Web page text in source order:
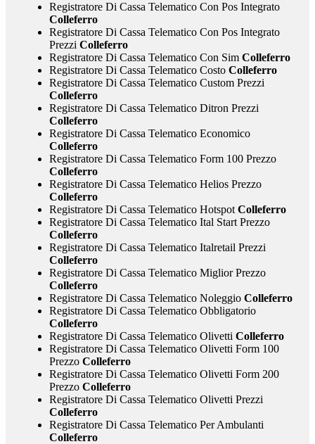
Registratore Di Cassa Telematico Con Pos Integrato
Colleferro
Registratore Di Cassa Telematico Con Pos Integrato
PrezziColleferro
Registratore Di Cassa Telematico Con SimColleferro
Registratore Di Cassa Telematico CostoColleferro
Registratore Di Cassa Telematico Custom Prezzi
Colleferro
Registratore Di Cassa Telematico Ditron Prezzi
Colleferro
Registratore Di Cassa Telematico Economico
Colleferro
Registratore Di Cassa Telematico Form 100 Prezzo
Colleferro
Registratore Di Cassa Telematico Helios Prezzo
Colleferro
Registratore Di Cassa Telematico HotspotColleferro
Registratore Di Cassa Telematico Ital Start Prezzo
Colleferro
Registratore Di Cassa Telematico Italretail Prezzi
Colleferro
Registratore Di Cassa Telematico Miglior Prezzo
Colleferro
Registratore Di Cassa Telematico NoleggioColleferro
Registratore Di Cassa Telematico Obbligatorio
Colleferro
Registratore Di Cassa Telematico OlivettiColleferro
Registratore Di Cassa Telematico Olivetti Form 100
PrezzoColleferro
Registratore Di Cassa Telematico Olivetti Form 200
PrezzoColleferro
Registratore Di Cassa Telematico Olivetti Prezzi
Colleferro
Registratore Di Cassa Telematico Per Ambulanti
Colleferro